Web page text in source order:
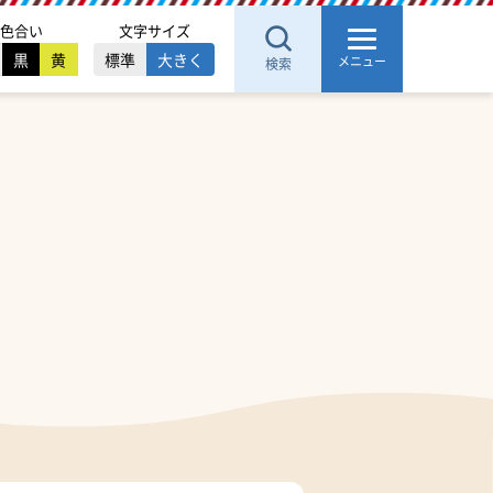
色合い
黒 黄
文字サイズ
標準 大きく 検索 メニュー